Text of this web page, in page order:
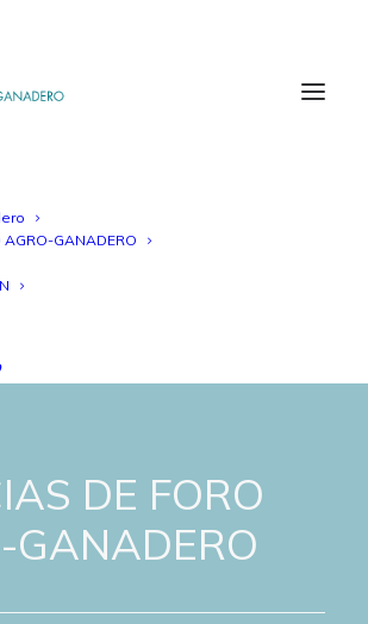
GANADERO
DE FORO
GANADERO